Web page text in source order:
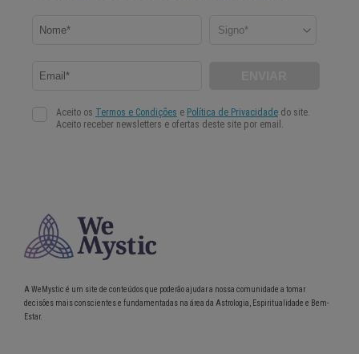
A WeMystic é um site de conteúdos que poderão ajudar a nossa comunidade a tomar
decisões mais conscientes e fundamentadas na área da Astrologia, Espiritualidade e Bem-
Estar.